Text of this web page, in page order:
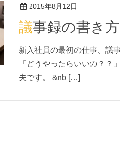
2015年8月12日
議事録の書き
新入社員の最初の仕事、議
「どうやったらいいの？
夫です。 &nb […]